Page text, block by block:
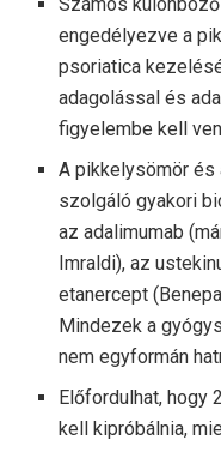
engedélyezve a
psoriatica
adagolással és
figyelembe kell
A pikkelysömör
szolgáló gyakori
az adalimumab
Imraldi), az
etanercept
Mindezek a
nem egyformán
Előfordulhat, hogy
kell kipróbálnia,